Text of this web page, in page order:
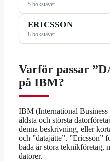
5 bokstäver
ERICSSON
8 bokstäver
Varför passar
på IBM?
IBM (International Business
äldsta och största
denna beskrivning, eller
och ”datajätte”. ”Ericsson”
båda är stora teknikföretag,
datorer.